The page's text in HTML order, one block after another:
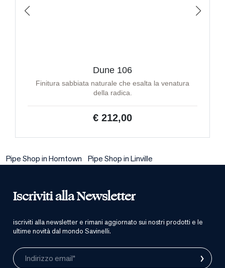
Dune 106
Finitura sabbiata naturale che esalta la venatura
della radica.
€ 212,00
Pipe Shop in Horntown Pipe Shop in Linville
Iscriviti alla Newsletter
iscriviti alla newsletter e rimani aggiornato sui nostri prodotti e le
ultime novità dal mondo Savinelli.
Indirizzo email* ›